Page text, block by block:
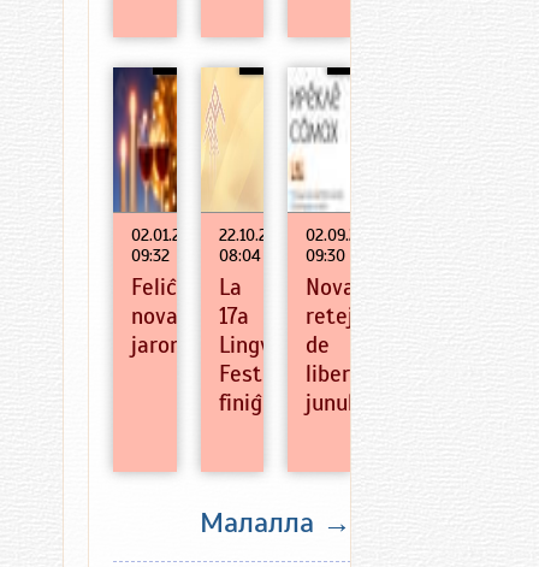
02.01.2015
09:32
Feliĉan
novan
jaron
22.10.2012
08:04
La
17a
Lingva
Festivalo
finiĝis
02.09.2012
09:30
Nova
retejo
de
liberpensa
junularo
Малалла →